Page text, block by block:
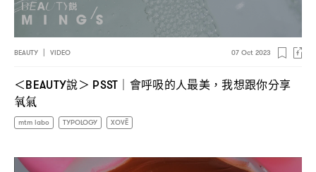
BEAUTY | VIDEO 07 Oct 2023
＜BEAUTY說＞ PSST｜ 會呼吸的人最美 ，我想跟你分享
氧氣
mtm labo TYPOLOGY XOVĒ